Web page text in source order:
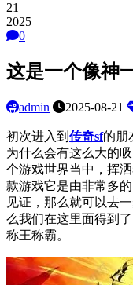
21
2025
0
这是一个像神
admin 2025-08-21
初次进入到 传奇sf的朋
为什么会有这么大的
个游戏世界当中，挥
款游戏它是由非常多
见证，那么就可以去
么我们在这里面得到
称王称霸。